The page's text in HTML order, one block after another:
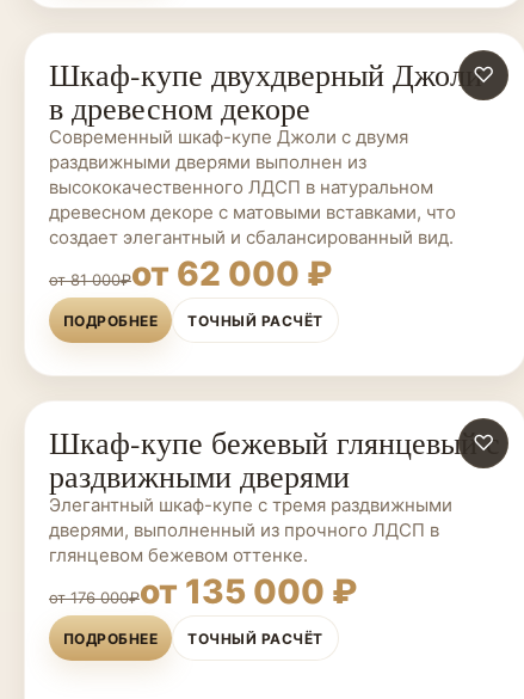
ШКАФЫ-КУПЕ НА ЗАКАЗ ♡
Шкаф-купе двухдверный Джоли
в древесном декоре
Современный шкаф-купе Джоли с двумя
раздвижными дверями выполнен из
высококачественного ЛДСП в натуральном
древесном декоре с матовыми вставками, что
создает элегантный и сбалансированный вид.
от 81 000₽от 62 000 ₽
ПОДРОБНЕЕ ТОЧНЫЙ РАСЧЁТ
ШКАФЫ-КУПЕ НА ЗАКАЗ ♡
Шкаф-купе бежевый глянцевый с
раздвижными дверями
Элегантный шкаф-купе с тремя раздвижными
дверями, выполненный из прочного ЛДСП в
глянцевом бежевом оттенке.
от 176 000₽от 135 000 ₽
ПОДРОБНЕЕ ТОЧНЫЙ РАСЧЁТ